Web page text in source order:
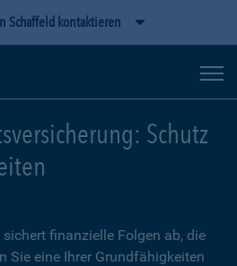
Schaffeld kontaktieren
Schutz
finanzielle Folgen ab, die
Sie eine Ihrer Grundfähigkeiten